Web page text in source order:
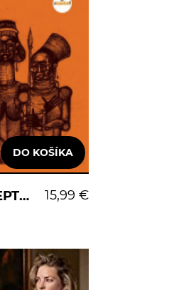
15,99 €
YOUR QUEEN IS A REPTILE